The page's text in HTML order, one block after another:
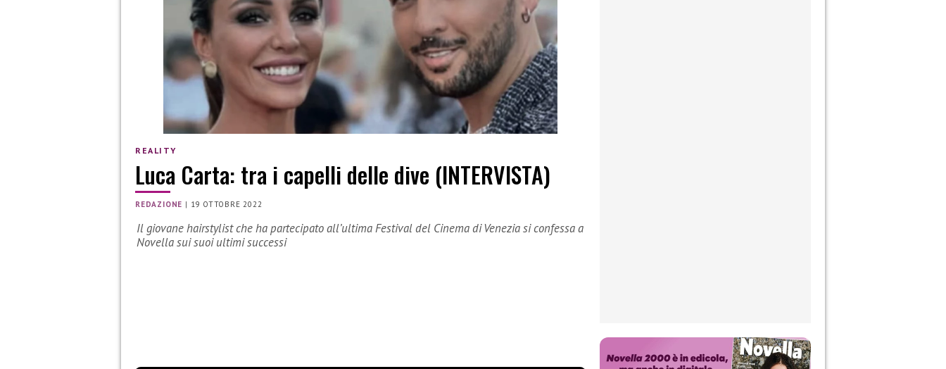
REALITY
Luca Carta: tra i capelli delle dive (INTERVISTA)
REDAZIONE | 19 OTTOBRE 2022
Il giovane hairstylist che ha partecipato all’ultima Festival del Cinema di Venezia si confessa a
Novella sui suoi ultimi successi